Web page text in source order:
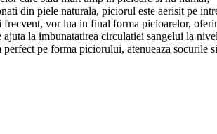
din piele naturala, piciorul este aerisit pe
frecvent, vor lua in final forma picioarelor,
la imbunatatirea circulatiei sangelui la
pe forma piciorului, atenueaza socurile